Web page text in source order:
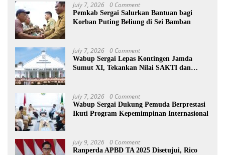
July 7, 2026 0 Comment
Pemkab Sergai Salurkan Bantuan bagi
Korban Puting Beliung di Sei Bamban
July 7, 2026 0 Comment
Wabup Sergai Lepas Kontingen Jamda
Sumut XI, Tekankan Nilai SAKTI dan
July 7, 2026 0 Comment
Wabup Sergai Dukung Pemuda Berprestasi
Ikuti Program Kepemimpinan Internasional
July 9, 2026 0 Comment
Ranperda APBD TA 2025 Disetujui, Rico